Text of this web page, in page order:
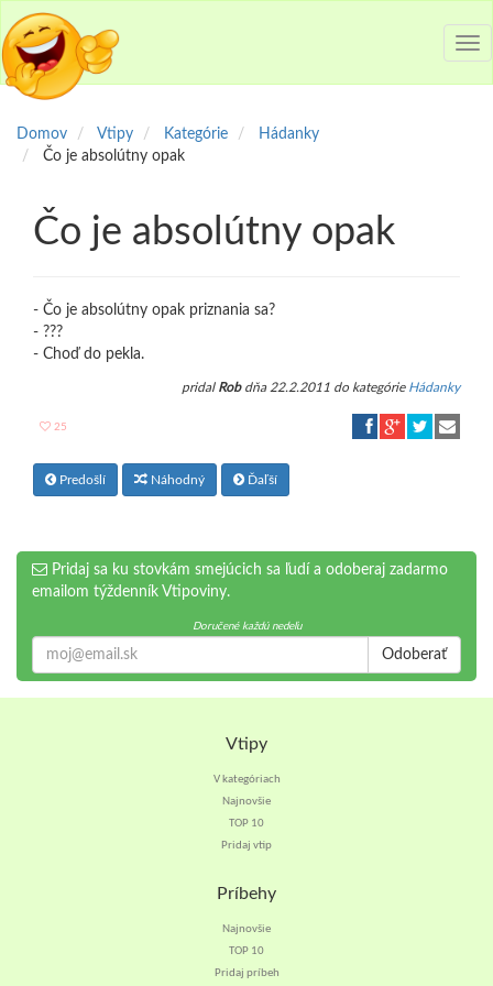
Domov Vtipy Kategórie
Hádanky
Čo je absolútny opak
Čo je absolútny opak
- Čo je absolútny opak priznania sa?
- ???
- Choď do pekla.
pridal Robdňa 22.2.2011 do kategórie Hádanky
25
Predošlí Náhodný Ďaľší
Pridaj sa ku stovkám smejúcich sa ľudí a odoberaj zadarmo
emailom týždenník Vtipoviny.
Doručené každú nedeľu
Odoberať
Vtipy
V kategóriach
Najnovšie
TOP 10
Pridaj vtip
Príbehy
Najnovšie
TOP 10
Pridaj príbeh